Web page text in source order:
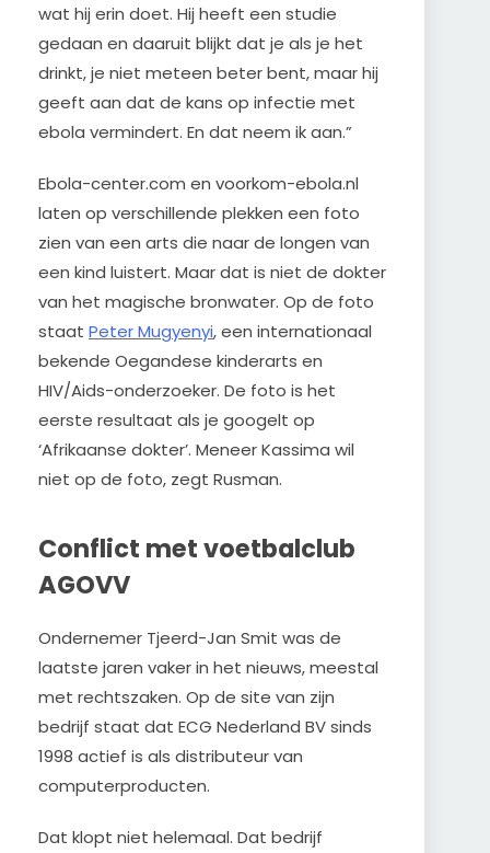
wat hij erin doet. Hij heeft een studie
gedaan en daaruit blijkt dat je als je het
drinkt, je niet meteen beter bent, maar hij
geeft aan dat de kans op infectie met
ebola vermindert. En dat neem ik aan.”
Ebola-center.com en voorkom-ebola.nl
laten op verschillende plekken een foto
zien van een arts die naar de longen van
een kind luistert. Maar dat is niet de dokter
van het magische bronwater. Op de foto
staat Peter Mugyenyi, een internationaal
bekende Oegandese kinderarts en
HIV/Aids-onderzoeker. De foto is het
eerste resultaat als je googelt op
‘Afrikaanse dokter’. Meneer Kassima wil
niet op de foto, zegt Rusman.
Conflict met voetbalclub
AGOVV
Ondernemer Tjeerd-Jan Smit was de
laatste jaren vaker in het nieuws, meestal
met rechtszaken. Op de site van zijn
bedrijf staat dat ECG Nederland BV sinds
1998 actief is als distributeur van
computerproducten.
Dat klopt niet helemaal. Dat bedrijf